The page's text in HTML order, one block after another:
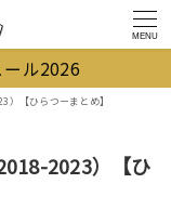
MENU
ル2026
）【ひらつーまとめ】
2023）【ひ